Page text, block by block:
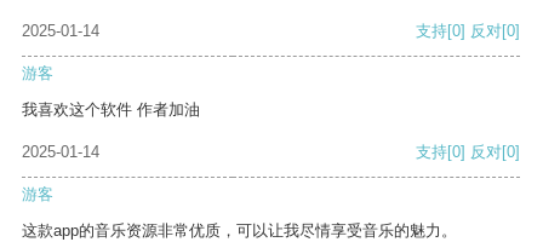
2025-01-14 支持[0] 反对[0]
游客
我喜欢这个软件 作者加油
2025-01-14 支持[0] 反对[0]
游客
这款app的音乐资源非常优质，可以让我尽情享受音乐的魅力。